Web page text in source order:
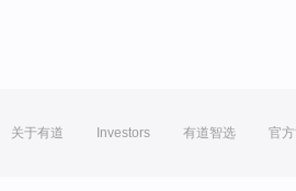
关于有道 Investors 有道智选 官